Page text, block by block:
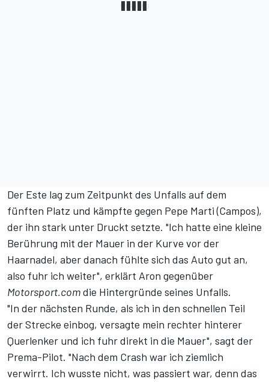
Der Este lag zum Zeitpunkt des Unfalls auf dem
fünften Platz und kämpfte gegen Pepe Marti (Campos),
der ihn stark unter Druckt setzte. "Ich hatte eine kleine
Berührung mit der Mauer in der Kurve vor der
Haarnadel, aber danach fühlte sich das Auto gut an,
also fuhr ich weiter", erklärt Aron gegenüber
Motorsport.comdie Hintergründe seines Unfalls.
"In der nächsten Runde, als ich in den schnellen Teil
der Strecke einbog, versagte mein rechter hinterer
Querlenker und ich fuhr direkt in die Mauer", sagt der
Prema-Pilot. "Nach dem Crash war ich ziemlich
verwirrt. Ich wusste nicht, was passiert war, denn das